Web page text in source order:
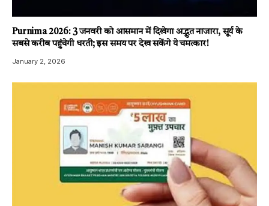
Purnima 2026: 3 जनवरी को आसमान में दिखेगा अद्भुत नाजारा, सूर्य के
सबसे करीब पहुंचेगी धरती; इस समय पर देख सकेंगे ये चमत्कार!
January 2, 2026